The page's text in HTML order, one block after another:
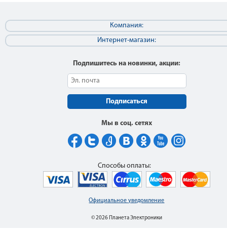
Компания:
Интернет-магазин:
Подпишитесь на новинки, акции:
Подписаться
Мы в соц. сетях
Официальное уведомление
© 2026 Планета Электроники
Способы оплаты: